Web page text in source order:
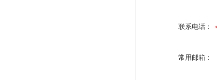
联系电话：
常用邮箱：